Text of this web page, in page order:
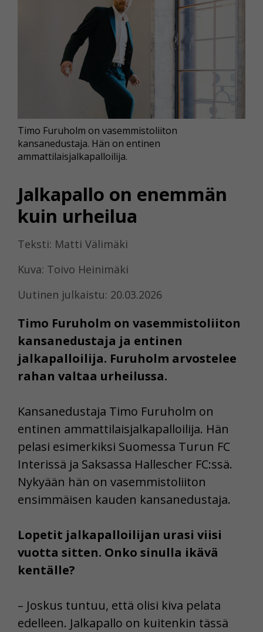
Jalkapallo on enemmän
kuin urheilua
Teksti: Matti Välimäki
Kuva: Toivo Heinimäki
Uutinen julkaistu: 20.03.2026
Timo Furuholm on vasemmistoliiton
kansanedustaja ja entinen
jalkapalloilija. Furuholm arvostelee
rahan valtaa urheilussa.
Timo Furuholm on vasemmistoliiton
kansanedustaja. Hän on entinen
ammattilaisjalkapalloilija.
Kansanedustaja Timo Furuholm on
entinen ammattilaisjalkapalloilija. Hän
pelasi esimerkiksi Suomessa Turun FC
Interissä ja Saksassa Hallescher FC:ssä.
Nykyään hän on vasemmistoliiton
ensimmäisen kauden kansanedustaja.
Lopetit jalkapalloilijan urasi viisi
vuotta sitten. Onko sinulla ikävä
kentälle?
– Joskus tuntuu, että olisi kiva pelata
edelleen. Jalkapallo on kuitenkin tässä